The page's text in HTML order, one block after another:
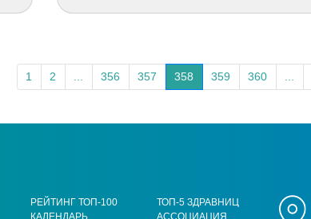
1 2 356 357 358 359 360
РЕЙТИНГ ТОП-100
КАЛЕНДАРЬ
ТОП-5 ЗДРАВНИЦ
АССОЦИАЦИЯ